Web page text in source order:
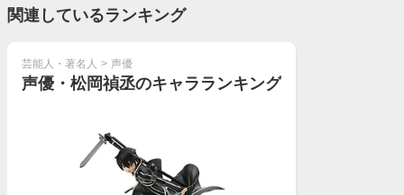
関連しているランキング
芸能人・著名人 > 声優
声優・松岡禎丞のキャラランキング